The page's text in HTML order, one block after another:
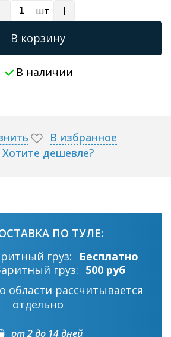
шт
В корзину
В наличии
В избранное
Хотите дешевле?
ПО ТУЛЕ:
груз:
Бесплатно
груз: 500 руб
области рассчитывается
отдельно
от 2 до 14 дней